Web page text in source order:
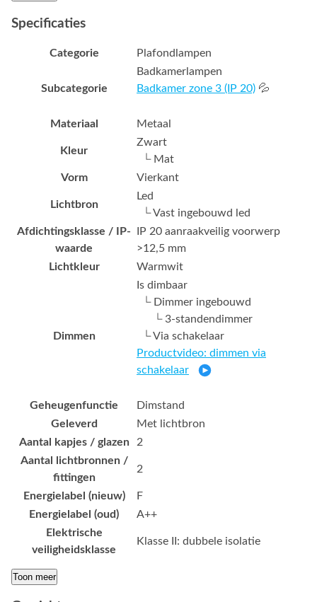
Specificaties
Categorie Plafondlampen
Subcategorie
Badkamerlampen
Badkamer zone 3 (IP 20) 💦
Materiaal Metaal
Kleur
Zwart
└ Mat
Vorm
Vierkant
Lichtbron
Led
└ Vast ingebouwd led
Afdichtingsklasse / IP-
waarde
IP 20 aanraakveilig voorwerp
>12,5 mm
Lichtkleur
Warmwit
Dimmen
Is dimbaar
└ Dimmer ingebouwd
└ 3-standendimmer
└ Via schakelaar
Productvideo: dimmen via
schakelaar
Geheugenfunctie
Dimstand
Geleverd
Met lichtbron
Aantal kapjes / glazen
2
Aantal lichtbronnen /
fittingen
2
Energielabel (nieuw)
F
Energielabel (oud)
A++
Elektrische
veiligheidsklasse
Klasse II: dubbele isolatie
Toon meer